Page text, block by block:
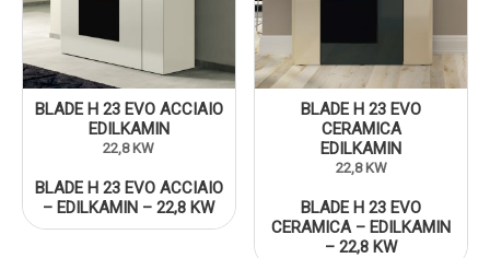
BLADE H 23 EVO ACCIAIO
EDILKAMIN
22,8 KW
BLADE H 23 EVO ACCIAIO
– EDILKAMIN – 22,8 KW
BLADE H 23 EVO
CERAMICA
EDILKAMIN
22,8 KW
BLADE H 23 EVO
CERAMICA – EDILKAMIN
– 22,8 KW